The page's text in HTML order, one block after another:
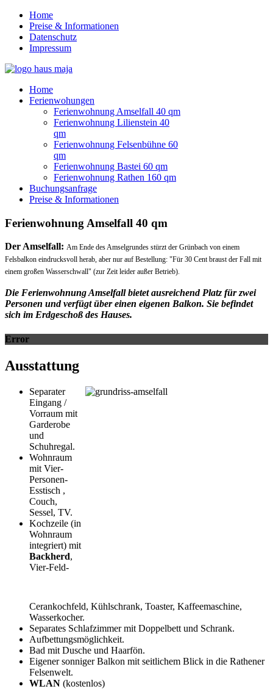
Home
Preise & Informationen
Datenschutz
Impressum
Home
Ferienwohungen
Ferienwohnung Amselfall 40 qm
Ferienwohnung Lilienstein 40
qm
Ferienwohnung Felsenbühne 60
qm
Ferienwohnung Bastei 60 qm
Ferienwohnung Rathen 160 qm
Buchungsanfrage
Preise & Informationen
Ferienwohnung Amselfall 40 qm
Der Amselfall: Am Ende des Amselgrundes stürzt der Grünbach von einem
Felsbalkon eindrucksvoll herab, aber nur auf Bestellung: "Für 30 Cent braust der Fall mit
einem großen Wasserschwall" (zur Zeit leider außer Betrieb).
Die Ferienwohnung Amselfall bietet ausreichend Platz für zwei
Personen und verfügt über einen eigenen Balkon. Sie befindet
sich im Erdgeschoß des Hauses.
Error
Ausstattung
Separater
Eingang /
Vorraum mit
Garderobe
und
Schuhregal.
Wohnraum
mit Vier-
Personen-
Esstisch ,
Couch,
Sessel, TV.
Kochzeile (in
Wohnraum
integriert) mit
Backherd,
Vier-Feld-
Cerankochfeld, Kühlschrank, Toaster, Kaffeemaschine,
Wasserkocher.
Separates Schlafzimmer mit Doppelbett und Schrank.
Aufbettungsmöglichkeit.
Bad mit Dusche und Haarfön.
Eigener sonniger Balkon mit seitlichem Blick in die Rathener
Felsenwelt.
WLAN (kostenlos)